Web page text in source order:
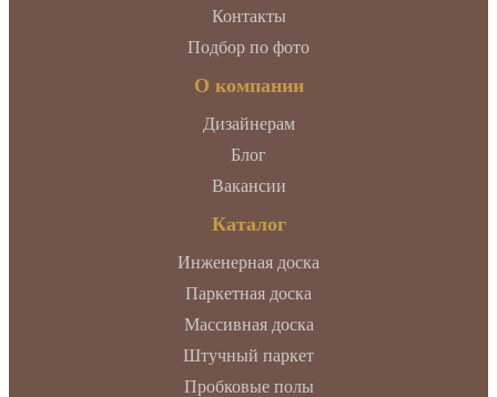
Контакты
Подбор по фото
О компании
Дизайнерам
Блог
Вакансии
Каталог
Инженерная доска
Паркетная доска
Массивная доска
Штучный паркет
Пробковые полы